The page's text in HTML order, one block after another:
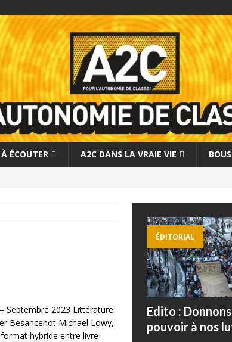
ÉCOUTER A2C DANS LA VRAIE VIE
Septembre 2023 Littérature
Besancenot Michael Lowy,
hybride entre livre
ÉDITORIAL
Edito :
pouvoir à nos